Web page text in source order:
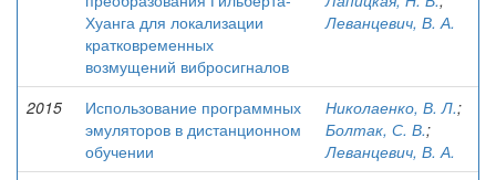
Хуанга для локализации
кратковременных
возмущений вибросигналов
Леванцевич, В. А.
2015
Использование программных
эмуляторов в дистанционном
обучении
Николаенко, В. Л.;
Болтак, С. В.;
Леванцевич, В. А.